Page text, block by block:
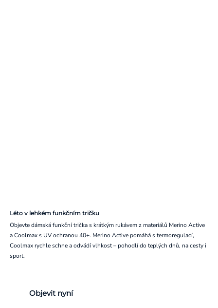
Léto v lehkém funkčním tričku
Objevte dámská funkční trička s krátkým rukávem z materiálů Merino Active
a Coolmax s UV ochranou 40+. Merino Active pomáhá s termoregulací,
Coolmax rychle schne a odvádí vlhkost – pohodlí do teplých dnů, na cesty i
sport.
Objevit nyní